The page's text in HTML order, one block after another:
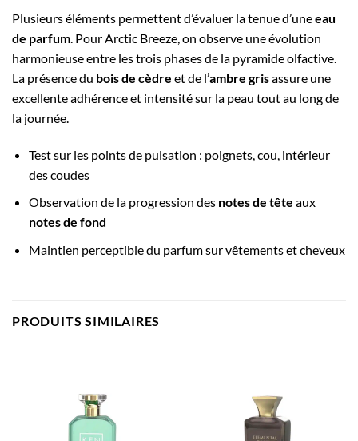
Plusieurs éléments permettent d’évaluer la tenue d’uneeau
de parfum. Pour Arctic Breeze, on observe une évolution
harmonieuse entre les trois phases de la pyramide olfactive.
La présence du bois de cèdre et de l’ambre grisassure une
excellente adhérence et intensité sur la peau tout au long de
la journée.
Test sur les points de pulsation : poignets, cou, intérieur
des coudes
Observation de la progression des notes de tête aux
notes de fond
Maintien perceptible du parfum sur vêtements et cheveux
PRODUITS SIMILAIRES